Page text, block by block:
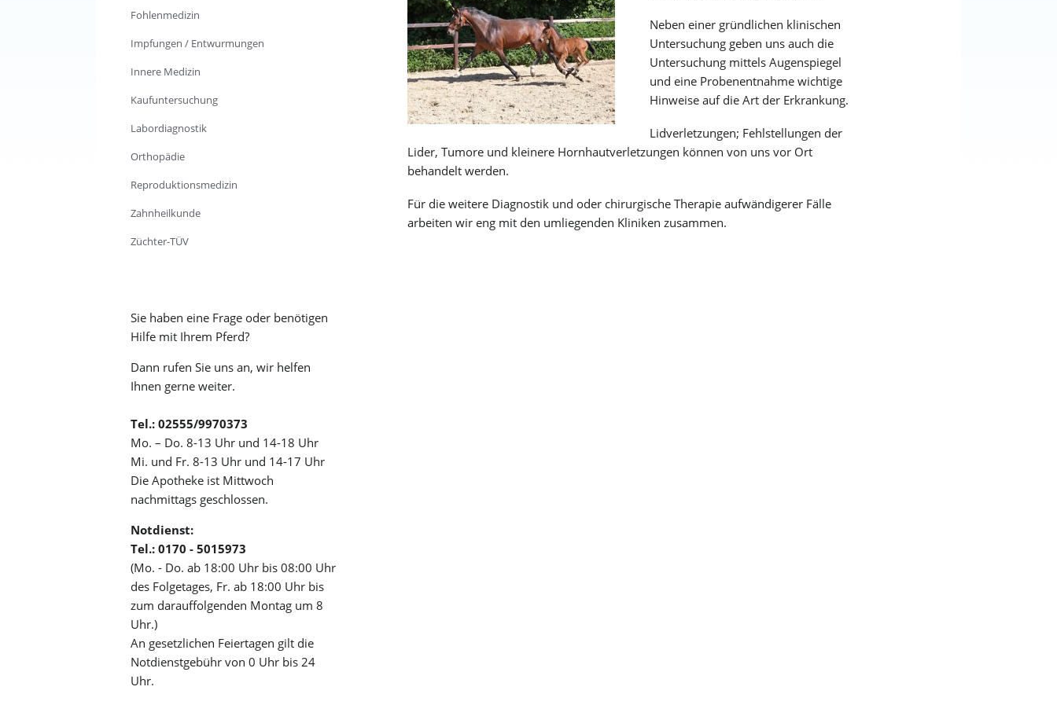
Neben einer gründlichen klinischen
Untersuchung geben uns auch die
Untersuchung mittels Augenspiegel
und eine Probenentnahme wichtige
Hinweise auf die Art der Erkrankung.
Lidverletzungen; Fehlstellungen der
Lider, Tumore und kleinere Hornhautverletzungen können von uns vor Ort
behandelt werden.
Für die weitere Diagnostik und oder chirurgische Therapie aufwändigerer Fälle
arbeiten wir eng mit den umliegenden Kliniken zusammen.
Fohlenmedizin
Impfungen / Entwurmungen
Innere Medizin
Kaufuntersuchung
Labordiagnostik
Orthopädie
Reproduktionsmedizin
Zahnheilkunde
Züchter-TÜV
Sie haben eine Frage oder benötigen
Hilfe mit Ihrem Pferd?
Dann rufen Sie uns an, wir helfen
Ihnen gerne weiter.
Tel.: 02555/9970373
Mo. – Do. 8-13 Uhr und 14-18 Uhr
Mi. und Fr. 8-13 Uhr und 14-17 Uhr
Die Apotheke ist Mittwoch
nachmittags geschlossen.
Notdienst:
Tel.: 0170 - 5015973
(Mo. - Do. ab 18:00 Uhr bis 08:00 Uhr
des Folgetages, Fr. ab 18:00 Uhr bis
zum darauffolgenden Montag um 8
Uhr.)
An gesetzlichen Feiertagen gilt die
Notdienstgebühr von 0 Uhr bis 24
Uhr.